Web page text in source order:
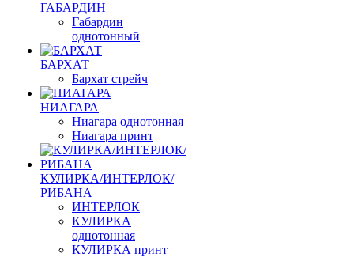
ГАБАРДИН
Габардин
однотонный
БАРХАТ
Бархат стрейч
НИАГАРА
Ниагара однотонная
Ниагара принт
КУЛИРКА/ИНТЕРЛОК/
РИБАНА
ИНТЕРЛОК
КУЛИРКА
однотонная
КУЛИРКА принт